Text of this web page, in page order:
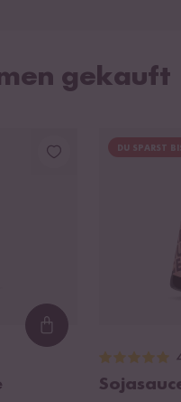
gekauft
Loading...
DU SPARST